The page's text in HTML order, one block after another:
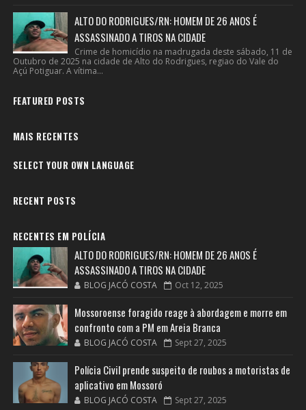
ALTO DO RODRIGUES/RN: HOMEM DE 26 ANOS É
ASSASSINADO A TIROS NA CIDADE
Crime de homicídio na madrugada deste sábado, 11 de
Outubro de 2025 na cidade de Alto do Rodrigues, regiao do Vale do
Açú Potiguar. A vítima...
FEATURED POSTS
MAIS RECENTES
SELECT YOUR OWN LANGUAGE
RECENT POSTS
RECENTES EM POLÍCIA
ALTO DO RODRIGUES/RN: HOMEM DE 26 ANOS É
ASSASSINADO A TIROS NA CIDADE
BLOG JACÓ COSTA Oct 12, 2025
Mossoroense foragido reage à abordagem e morre em
confronto com a PM em Areia Branca
BLOG JACÓ COSTA Sept 27, 2025
Polícia Civil prende suspeito de roubos a motoristas de
aplicativo em Mossoró
BLOG JACÓ COSTA Sept 27, 2025